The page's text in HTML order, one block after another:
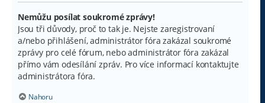
Nemůžu posílat soukromé zprávy!
Jsou tři důvody, proč to tak je. Nejste zaregistrovaní
a/nebo přihlášení, administrátor fóra zakázal soukromé
zprávy pro celé fórum, nebo administrátor fóra zakázal
přímo vám odesílání zpráv. Pro více informací kontaktujte
administrátora fóra.
Nahoru